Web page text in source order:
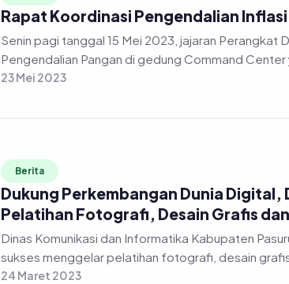
Rapat Koordinasi Pengendalian
Senin pagi tanggal 15 Mei 2023, jajaran Perangkat
Pengendalian Pangan di gedung Command Center
23 Mei 2023
Berita
Dukung Perkembangan Dunia
Pelatihan Fotografi, Desain Grafis
Dinas Komunikasi dan Informatika Kabupaten Pasuruan melalui bidang Informasi dan
sukses menggelar pelatihan fotografi, desain
24 Maret 2023